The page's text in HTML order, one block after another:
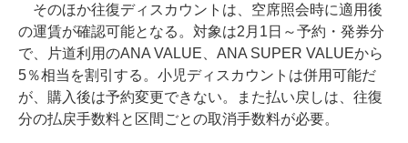
そのほか往復ディスカウントは、空席照会時に適用後
の運賃が確認可能となる。対象は2月1日～予約・発券分
で、片道利用のANA VALUE、ANA SUPER VALUEから
5％相当を割引する。小児ディスカウントは併用可能だ
が、購入後は予約変更できない。また払い戻しは、往復
分の払戻手数料と区間ごとの取消手数料が必要。